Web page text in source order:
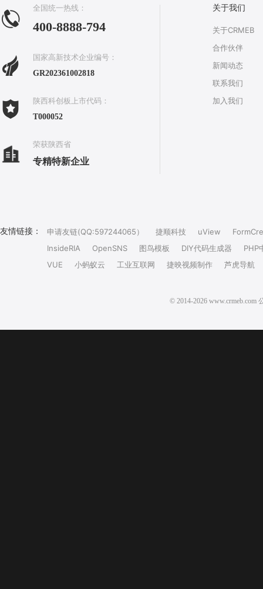
全国统一热线：
400-8888-794
国家高新技术企业编号：
GR202361002818
陕西科创板上市代码：
T000052
荣获陕西省
专精特新企业
关于我们
关于CRMEB
合作伙伴
新闻动态
联系我们
加入我们
友情链接： 申请友链(QQ:597244065） 捷顺科技 uView
InsideRIA
OpenSNS 图鸟模板 DIY代码生成器
PHP
VUE
小蚂蚁云 工业互联网 捷映视频制作 芦虎导航
© 2014-2026